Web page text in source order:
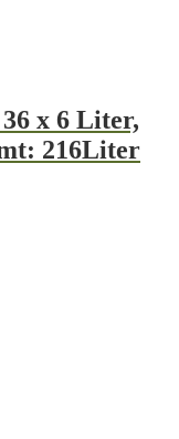
x 6 Liter,
216Liter